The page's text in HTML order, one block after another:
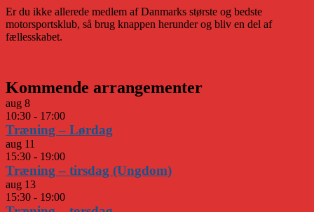
Er du ikke allerede medlem af Danmarks største og bedste
motorsportsklub, så brug knappen herunder og bliv en del af
fællesskabet.
Kommende arrangementer
aug 8
10:30 - 17:00
Træning – Lørdag
aug 11
15:30 - 19:00
Træning – tirsdag (Ungdom)
aug 13
15:30 - 19:00